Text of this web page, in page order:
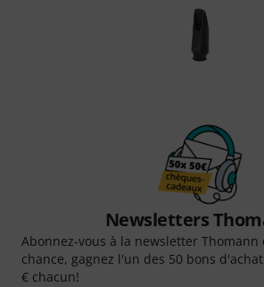
Newsletters
Abonnez-vous à la newsletter Thomann
chance, gagnez l'un des 50 bons
€ chacun!